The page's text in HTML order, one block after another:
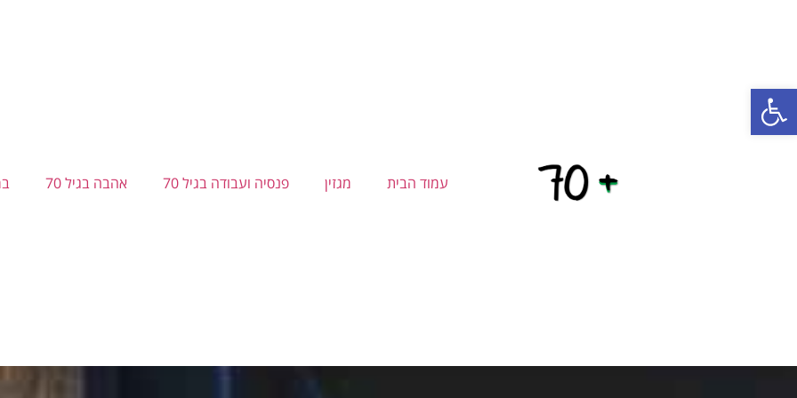
פתח סרגל נגישות
עמוד הבית מגזין פנסיה ועבודה בגיל 70 אהבה בגיל 70